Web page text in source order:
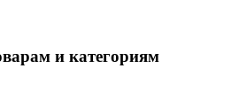
и категориям